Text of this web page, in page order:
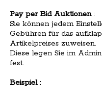
Pay per Bid Auktionen:
Sie können jedem
Gebühren für das
Artikelpreises zuweisen.
Diese legen Sie im
fest.
Beispiel :